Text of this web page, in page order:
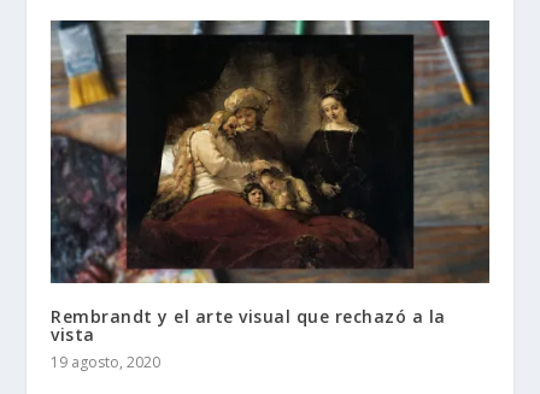
Rembrandt y el arte visual que rechazó a la
vista
19 agosto, 2020